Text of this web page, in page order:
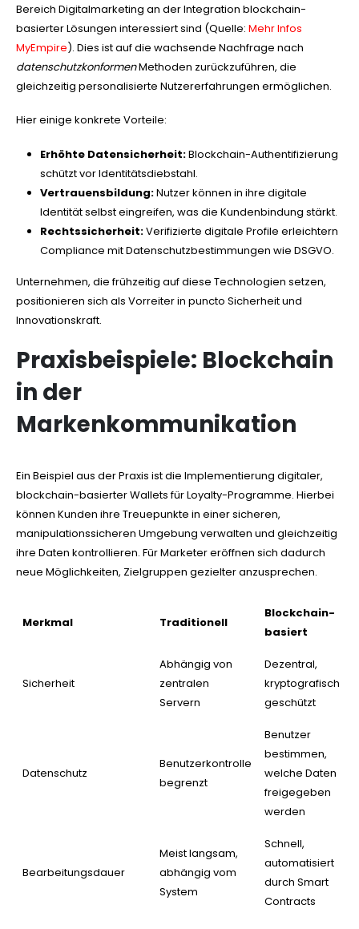
Bereich Digitalmarketing an der Integration blockchain-
basierter Lösungen interessiert sind (Quelle: Mehr Infos
MyEmpire). Dies ist auf die wachsende Nachfrage nach
datenschutzkonformenMethoden zurückzuführen, die
gleichzeitig personalisierte Nutzererfahrungen ermöglichen.
Hier einige konkrete Vorteile:
Erhöhte Datensicherheit:Blockchain-Authentifizierung
schützt vor Identitätsdiebstahl.
Vertrauensbildung:Nutzer können in ihre digitale
Identität selbst eingreifen, was die Kundenbindung stärkt.
Rechtssicherheit:Verifizierte digitale Profile erleichtern
Compliance mit Datenschutzbestimmungen wie DSGVO.
Unternehmen, die frühzeitig auf diese Technologien setzen,
positionieren sich als Vorreiter in puncto Sicherheit und
Innovationskraft.
Praxisbeispiele: Blockchain
in der
Markenkommunikation
Ein Beispiel aus der Praxis ist die Implementierung digitaler,
blockchain-basierter Wallets für Loyalty-Programme. Hierbei
können Kunden ihre Treuepunkte in einer sicheren,
manipulationssicheren Umgebung verwalten und gleichzeitig
ihre Daten kontrollieren. Für Marketer eröffnen sich dadurch
neue Möglichkeiten, Zielgruppen gezielter anzusprechen.
Merkmal Traditionell
Blockchain-
basiert
Sicherheit
Abhängig von
zentralen
Servern
Dezentral,
kryptografisch
geschützt
Datenschutz
Benutzerkontrolle
begrenzt
Benutzer
bestimmen,
welche Daten
freigegeben
werden
Bearbeitungsdauer
Meist langsam,
abhängig vom
System
Schnell,
automatisiert
durch Smart
Contracts